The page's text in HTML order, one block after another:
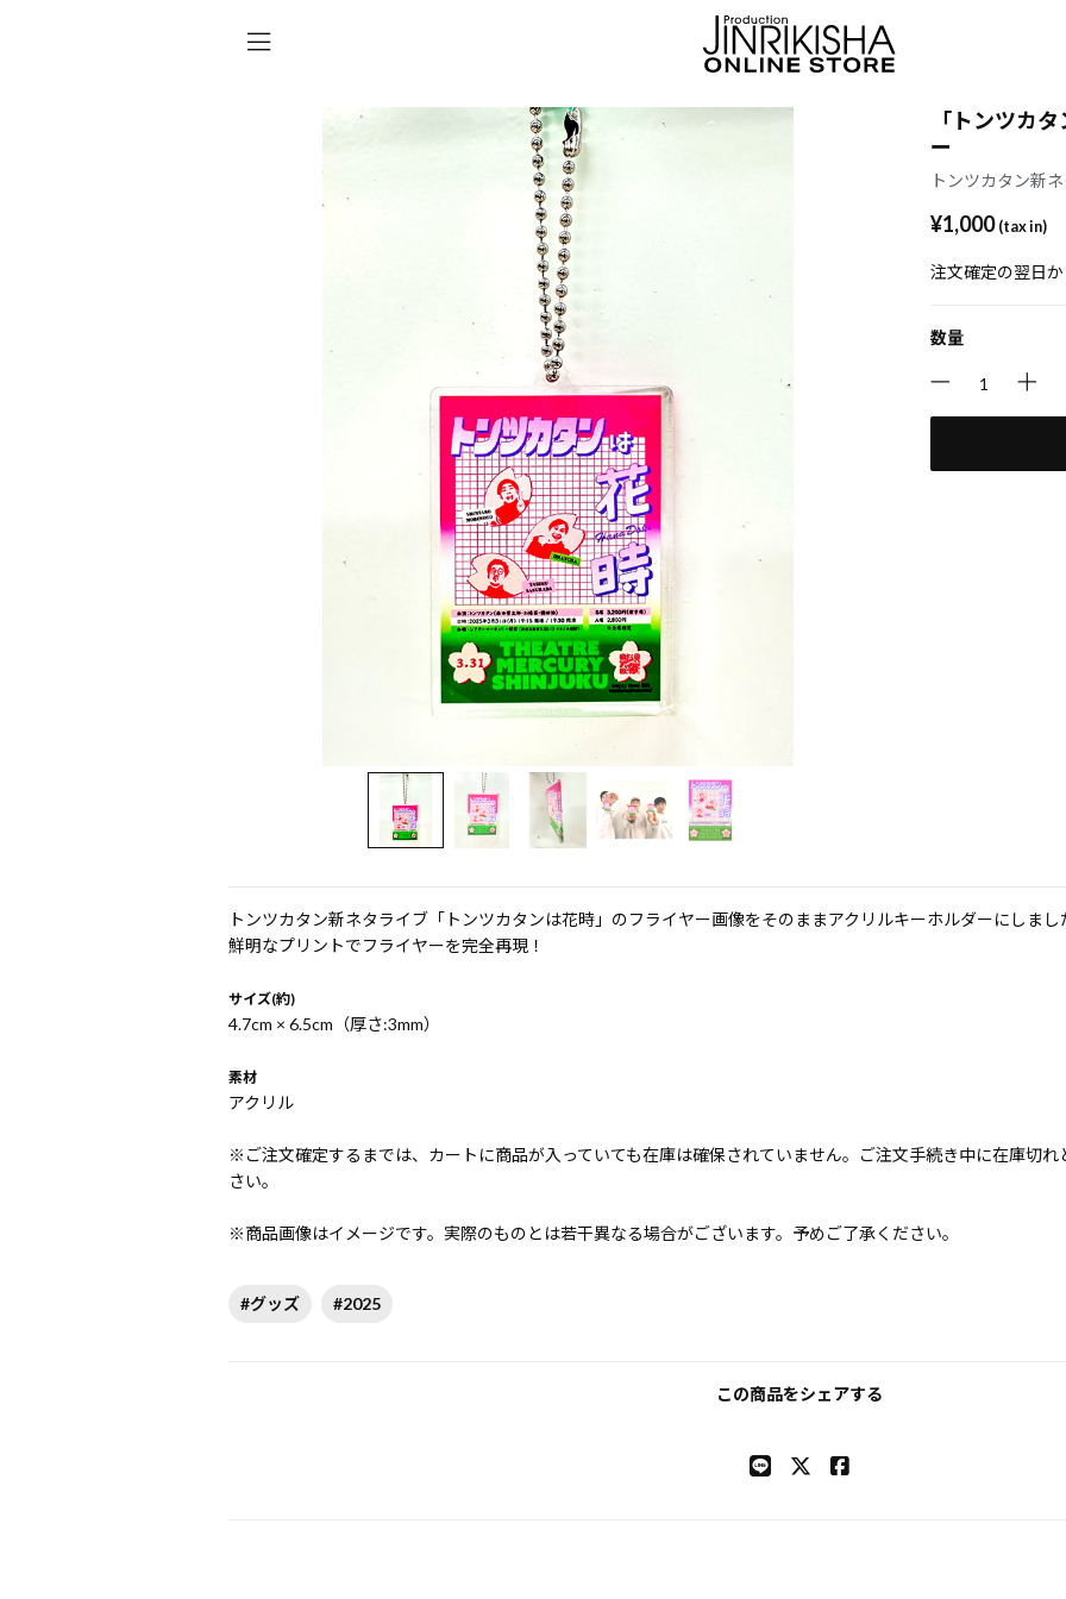
「トンツカ
ー
トンツカタン新
¥1,000 (tax in)
注文確定の翌日
数量
トンツカタン新ネタライブ「トンツカタンは花時」のフライヤー画像をそのままアクリルキーホルダーにしまし
鮮明なプリントでフライヤーを完全再現！
サイズ(約)
4.7cm × 6.5cm（厚さ:3mm）
素材
アクリル
※ご注文確定するまでは、カートに商品が入っていても在庫は確保されていません。ご注文手続き中に在庫切
さい。
※商品画像はイメージです。実際のものとは若干異なる場合がございます。予めご了承ください。
#グッズ #2025
この商品をシェアする